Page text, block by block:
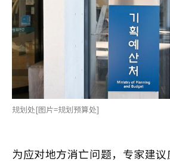
规划处[图片=规划预算处]
为应对地方消亡问题，专家建